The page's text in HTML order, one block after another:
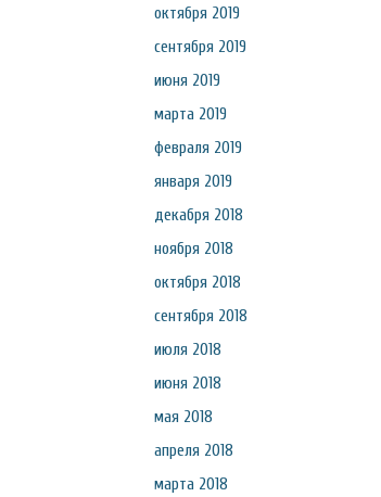
октября 2019
сентября 2019
июня 2019
марта 2019
февраля 2019
января 2019
декабря 2018
ноября 2018
октября 2018
сентября 2018
июля 2018
июня 2018
мая 2018
апреля 2018
марта 2018